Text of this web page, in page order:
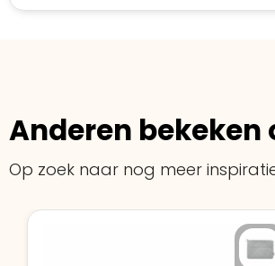
Anderen bekeken
Op zoek naar nog meer